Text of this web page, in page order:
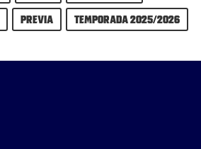
previa Temporada 2025/2026